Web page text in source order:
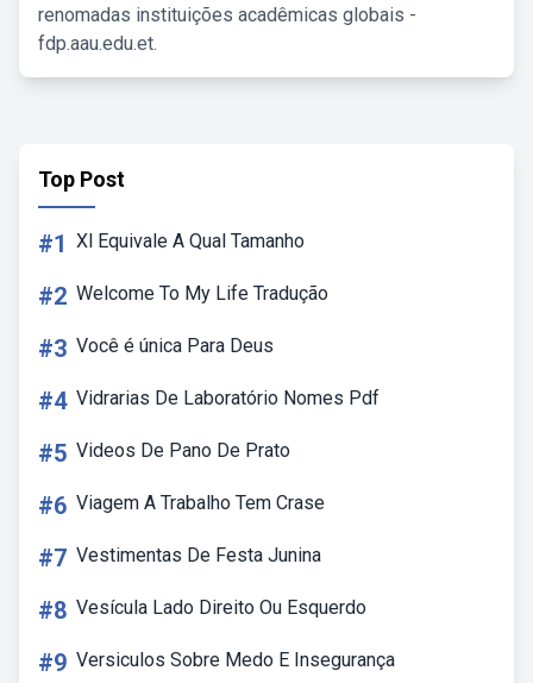
renomadas instituições acadêmicas globais -
fdp.aau.edu.et.
Top Post
#1 Xl Equivale A Qual Tamanho
#2 Welcome To My Life Tradução
#3 Você é única Para Deus
#4 Vidrarias De Laboratório Nomes Pdf
#5 Videos De Pano De Prato
#6 Viagem A Trabalho Tem Crase
#7 Vestimentas De Festa Junina
#8 Vesícula Lado Direito Ou Esquerdo
#9 Versiculos Sobre Medo E Insegurança